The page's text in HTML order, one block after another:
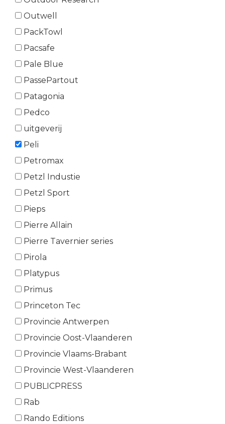
Outwell
PackTowl
Pacsafe
Pale Blue
PassePartout
Patagonia
Pedco
uitgeverij
Peli
Petromax
Petzl Industie
Petzl Sport
Pieps
Pierre Allain
Pierre Tavernier series
Pirola
Platypus
Primus
Princeton Tec
Provincie Antwerpen
Provincie Oost-Vlaanderen
Provincie Vlaams-Brabant
Provincie West-Vlaanderen
PUBLICPRESS
Rab
Rando Editions